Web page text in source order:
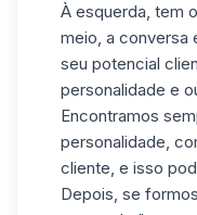
À esquerda, tem
meio, a conversa
seu potencial
personalidade e
Encontramos
personalidade,
cliente, e isso
Depois, se